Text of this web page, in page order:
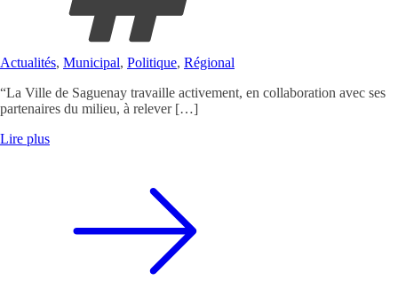
Actualités, Municipal, Politique, Régional
“La Ville de Saguenay travaille activement, en collaboration avec ses
partenaires du milieu, à relever […]
Lire plus